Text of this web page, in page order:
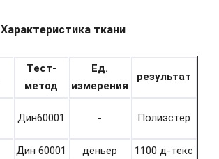
Характеристика ткани
Тест-
метод
Ед.
измерения
результат
Дин60001 - Полиэстер
Дин 60001 деньер 1100 д-текс